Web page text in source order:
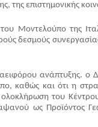
επιστημονικής
Μοντελούπο της
δεσμούς
ανάπτυξης.
και ότι η
του
ως Προϊόντος